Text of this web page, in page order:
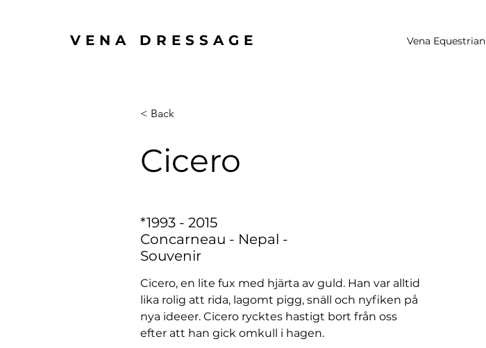
VENA DRESSAGE Vena Equestrian
< Back
Cicero
*1993 - 2015
Concarneau - Nepal -
Souvenir
Cicero, en lite fux med hjärta av guld. Han var alltid
lika rolig att rida, lagomt pigg, snäll och nyfiken på
nya ideeer. Cicero rycktes hastigt bort från oss
efter att han gick omkull i hagen.